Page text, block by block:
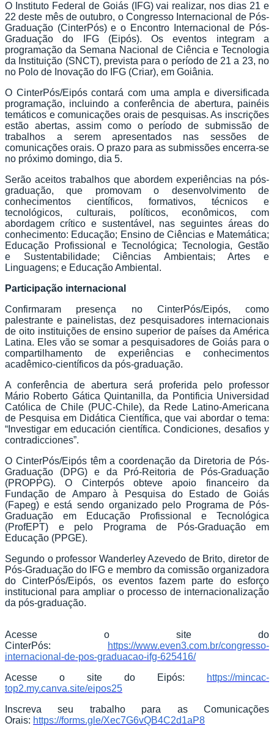
O Instituto Federal de Goiás (IFG) vai realizar, nos dias 21 e
22 deste mês de outubro, o Congresso Internacional de Pós-
Graduação (CinterPós) e o Encontro Internacional de Pós-
Graduação do IFG (Eipós). Os eventos integram a
programação da Semana Nacional de Ciência e Tecnologia
da Instituição (SNCT), prevista para o período de 21 a 23, no
no Polo de Inovação do IFG (Criar), em Goiânia.
O CinterPós/Eipós contará com uma ampla e diversificada
programação, incluindo a conferência de abertura, painéis
temáticos e comunicações orais de pesquisas. As inscrições
estão abertas, assim como o período de submissão de
trabalhos a serem apresentados nas sessões de
comunicações orais. O prazo para as submissões encerra-se
no próximo domingo, dia 5.
Serão aceitos trabalhos que abordem experiências na pós-
graduação, que promovam o desenvolvimento de
conhecimentos científicos, formativos, técnicos e
tecnológicos, culturais, políticos, econômicos, com
abordagem crítico e sustentável, nas seguintes áreas do
conhecimento: Educação; Ensino de Ciências e Matemática;
Educação Profissional e Tecnológica; Tecnologia, Gestão
e Sustentabilidade; Ciências Ambientais; Artes e
Linguagens; e Educação Ambiental.
Participação internacional
Confirmaram presença no CinterPós/Eipós, como
palestrante e painelistas, dez pesquisadores internacionais
de oito instituições de ensino superior de países da América
Latina. Eles vão se somar a pesquisadores de Goiás para o
compartilhamento de experiências e conhecimentos
acadêmico-científicos da pós-graduação.
A conferência de abertura será proferida pelo professor
Mário Roberto Gática Quintanilla, da Pontificia Universidad
Católica de Chile (PUC-Chile), da Rede Latino-Americana
de Pesquisa em Didática Científica, que vai abordar o tema:
“Investigar em educación científica. Condiciones, desafios y
contradicciones”.
O CinterPós/Eipós têm a coordenação da Diretoria de Pós-
Graduação (DPG) e da Pró-Reitoria de Pós-Graduação
(PROPPG). O Cinterpós obteve apoio financeiro da
Fundação de Amparo à Pesquisa do Estado de Goiás
(Fapeg) e está sendo organizado pelo Programa de Pós-
Graduação em Educação Profissional e Tecnológica
(ProfEPT) e pelo Programa de Pós-Graduação em
Educação (PPGE).
Segundo o professor Wanderley Azevedo de Brito, diretor de
Pós-Graduação do IFG e membro da comissão organizadora
do CinterPós/Eipós, os eventos fazem parte do esforço
institucional para ampliar o processo de internacionalização
da pós-graduação.
Acesse o site do
CinterPós:
https://www.even3.com.br/congresso-
internacional-de-pos-graduacao-ifg-625416/
Acesse o site do Eipós:
https://mincac-
top2.my.canva.site/eipos25
Inscreva seu trabalho para as Comunicações
Orais: https://forms.gle/Xec7G6vQB4C2d1aP8